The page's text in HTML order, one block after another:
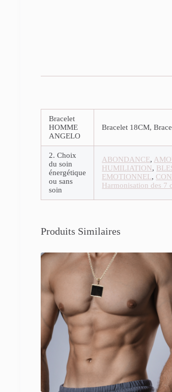
Bracelet
HOMME
ANGELO
Bracelet 18CM,
2. Choix
du soin
énergétique
ou sans
soin
ABONDANCE,
HUMILIATION,
EMOTIONNEL,
Harmonisation des 7
Produits Similaires